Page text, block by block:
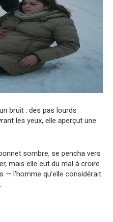
bruit : des pas lourds
les yeux, elle aperçut une
sombre, se pencha vers
mais elle eut du mal à croire
— l’homme qu’elle considérait